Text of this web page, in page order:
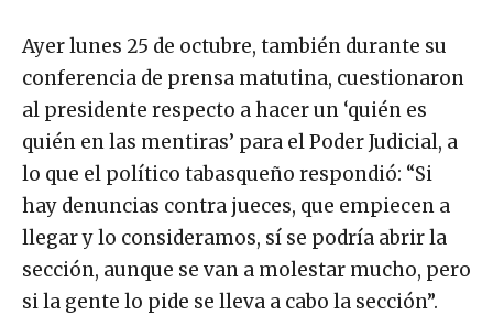
Ayer lunes 25 de octubre, también durante su
conferencia de prensa matutina, cuestionaron
al presidente respecto a hacer un ‘quién es
quién en las mentiras’ para el Poder Judicial, a
lo que el político tabasqueño respondió: “Si
hay denuncias contra jueces, que empiecen a
llegar y lo consideramos, sí se podría abrir la
sección, aunque se van a molestar mucho, pero
si la gente lo pide se lleva a cabo la sección”.